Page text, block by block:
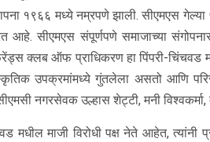
१९६६ मध्ये नम्रपणे झाली. सीएमएस गेल्या
आहे. सीएमएस संपूर्णपणे समाजाच्या
क्लब ऑफ प्राधिकरण हा पिंपरी-
उपक्रमांमध्ये गुंतलेला असतो आणि
नगरसेवक उल्हास शेट्टी, मनी
मधील माजी विरोधी पक्ष नेते आहेत, त्यांनी